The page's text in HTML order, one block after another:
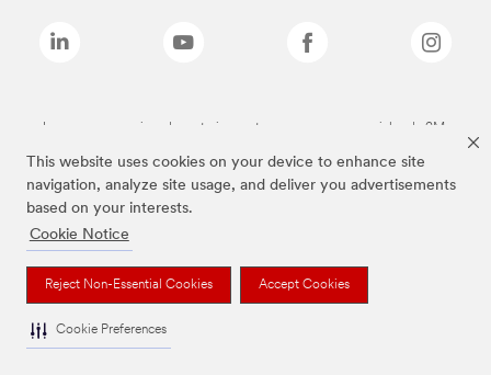
This website uses cookies on your device to enhance site
navigation, analyze site usage, and deliver you advertisements
based on your interests.
Cookie Notice
Reject Non-Essential Cookies Accept Cookies
Cookie Preferences
Las marcas mencionadas anteriormente son marcas comerciales de 3M.